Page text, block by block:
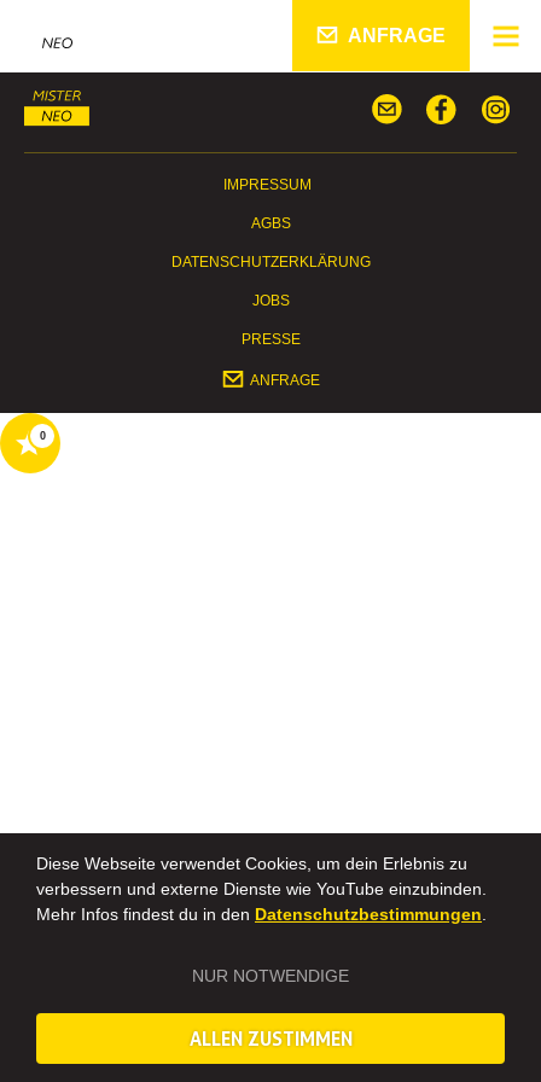
Diese Webseite verwendet Cookies, um dein Erlebnis zu
verbessern und externe Dienste wie YouTube einzubinden.
Mehr Infos findest du in den Datenschutzbestimmungen.
NUR NOTWENDIGE
ALLEN ZUSTIMMEN
ANFRAGE
IMPRESSUM
AGBS
DATENSCHUTZERKLÄRUNG
JOBS
PRESSE
ANFRAGE
0